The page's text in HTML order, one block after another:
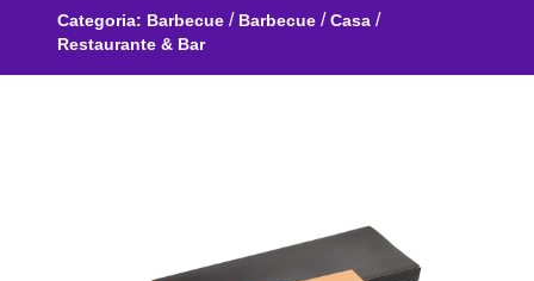
Categoria: Barbecue / Barbecue /Casa /
Restaurante & Bar